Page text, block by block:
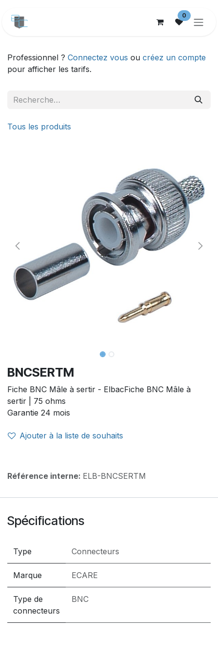
0
Professionnel ? Connectez vous ou créez un compte
pour afficher les tarifs.
Tous les produits
BNCSERTM
Fiche BNC Mâle à sertir - ElbacFiche BNC Mâle à
sertir | 75 ohms
Garantie 24 mois
Ajouter à la liste de souhaits
Référence interne: ELB-BNCSERTM
Spécifications
Type Connecteurs
Marque ECARE
Type de
connecteurs
BNC